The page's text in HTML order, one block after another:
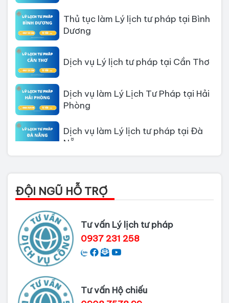
Dương
Phòng
Nẵng
Thủ tục làm Lý Lịch Tư Pháp tại Hồ
Thủ tục làm lý lịch tư pháp tại Đồng
Nai
Dịch vụ làm phiếu lý lịch tư pháp
cho người nước ngoài
ĐỘI NGŨ HỖ TRỢ
Tư vấn Lý lịch tư pháp
0937 231 258
Tư vấn Hộ chiếu